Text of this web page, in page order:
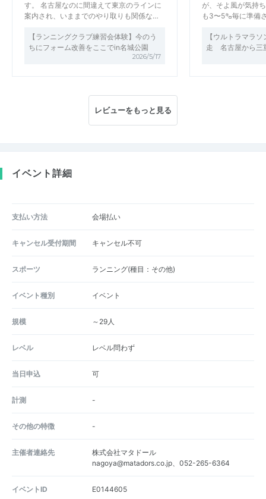
す。 名古屋なのに間違えて東京のラインに
案内され、いままでのやり取りも関係な…
【ランニングクラブ練習会体験】今のう
ちにフォーム改善をここでin名城公園
2026/5/17
が、そよ風が気持
も3〜5㌔毎に準備
【ウルトラマラ
走 名古屋から三
レビューをもっと見る
イベント詳細
支払い方法 会場払い
キャンセル受付期間 キャンセル不可
スポーツ ランニング(種目：その他)
イベント種別 イベント
規模 ～29人
レベル レベル問わず
当日申込 可
計測 -
その他の特徴 -
主催者連絡先
株式会社マタドール
nagoya@matadors.co.jp、052-265-6364
イベントID E0144605